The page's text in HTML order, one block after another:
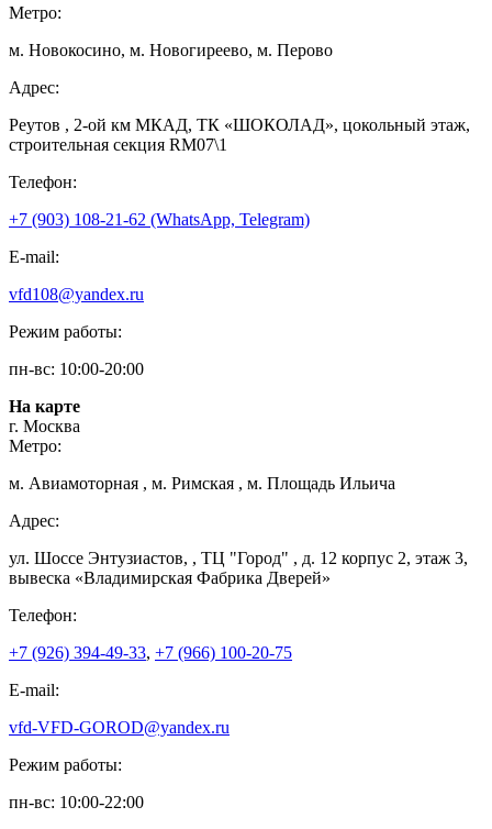
Метро:
м. Новокосино, м. Новогиреево, м. Перово
Адрес:
Реутов , 2-ой км МКАД, ТК «ШОКОЛАД», цокольный этаж,
строительная секция RM07\1
Телефон:
+7 (903) 108-21-62 (WhatsApp, Telegram)
E-mail:
vfd108@yandex.ru
Режим работы:
пн-вс: 10:00-20:00
На карте
г. Москва
Метро:
м. Авиамоторная , м. Римская , м. Площадь Ильича
Адрес:
ул. Шоссе Энтузиастов, , ТЦ "Город" , д. 12 корпус 2, этаж 3,
вывеска «Владимирская Фабрика Дверей»
Телефон:
+7 (926) 394-49-33, +7 (966) 100-20-75
E-mail:
vfd-VFD-GOROD@yandex.ru
Режим работы:
пн-вс: 10:00-22:00